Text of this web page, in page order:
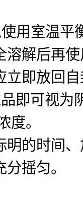
用室温平
溶解后再
即放回
即可视为
度。
的时间
摇匀。